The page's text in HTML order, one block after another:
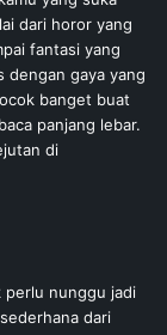
dari horor yang
fantasi yang
dengan gaya yang
banget buat
panjang lebar.
di
perlu nunggu jadi
dari